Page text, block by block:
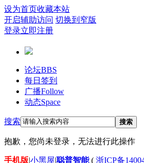
设为首页收藏本站
开启辅助访问 切换到窄版
登录立即注册
论坛BBS
每日签到
广播Follow
动态Space
搜索 搜索
抱歉，您尚未登录，无法进行此操作
手机版|小黑屋|聪普智能( 浙ICP备